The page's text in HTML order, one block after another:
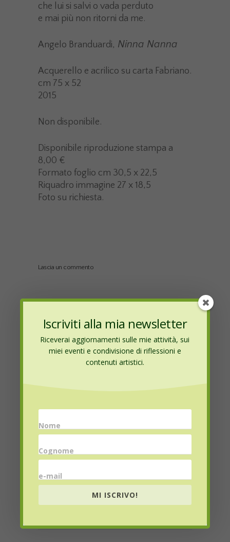
che lui si salvi o vada perduto
e mai più non ritorni da me.
Angelo Branduardi, Ninna Nanna
Acquerello e acrilico su carta Fabriano.
cm 75 x 52
2015
Non disponibile.
Disponibile riproduzione stampa a
8,00 €
Formato foglio cm 30,5 x 22,5
Riquadro immagine 27 x 18,5
Foto su richiesta.
Lascia un commento
Email*
Iscriviti alla mia newsletter
Riceverai aggiornamenti sulle mie attività, sui
miei eventi e condivisione di riflessioni e
contenuti artistici.
Nome
Cognome
e-mail
MI ISCRIVO!